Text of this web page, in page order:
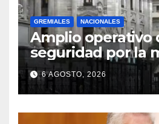
GREMIALES NACIONALES
Amplio operativo
seguridad por la
Congreso: el
cortes y desvíos
6 AGOSTO, 2026